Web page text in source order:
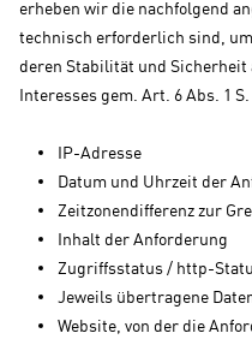
erheben wir die nachfolgend
technisch erforderlich sind,
deren Stabilität und Sicherheit
Interesses gem. Art. 6 Abs. 1
IP-Adresse
Datum und Uhrzeit der
Zeitzonendifferenz zur
Inhalt der Anforderung
Zugriffsstatus / http-
Jeweils übertragene
Website, von der die